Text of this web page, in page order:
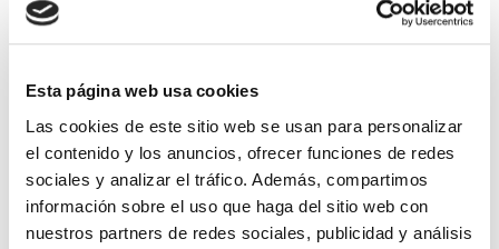
Esta página web usa cookies
Las cookies de este sitio web se usan para personalizar
el contenido y los anuncios, ofrecer funciones de redes
sociales y analizar el tráfico. Además, compartimos
información sobre el uso que haga del sitio web con
nuestros partners de redes sociales, publicidad y análisis
corto sobre la
enfermedad psoriásica
La asociación Acción Psoriasis ha puesto en marcha su I
Certamen de Relato Corto, una iniciativa que busca dar voz a
las experiencias vinculadas con la enfermedad psoriásica a
través